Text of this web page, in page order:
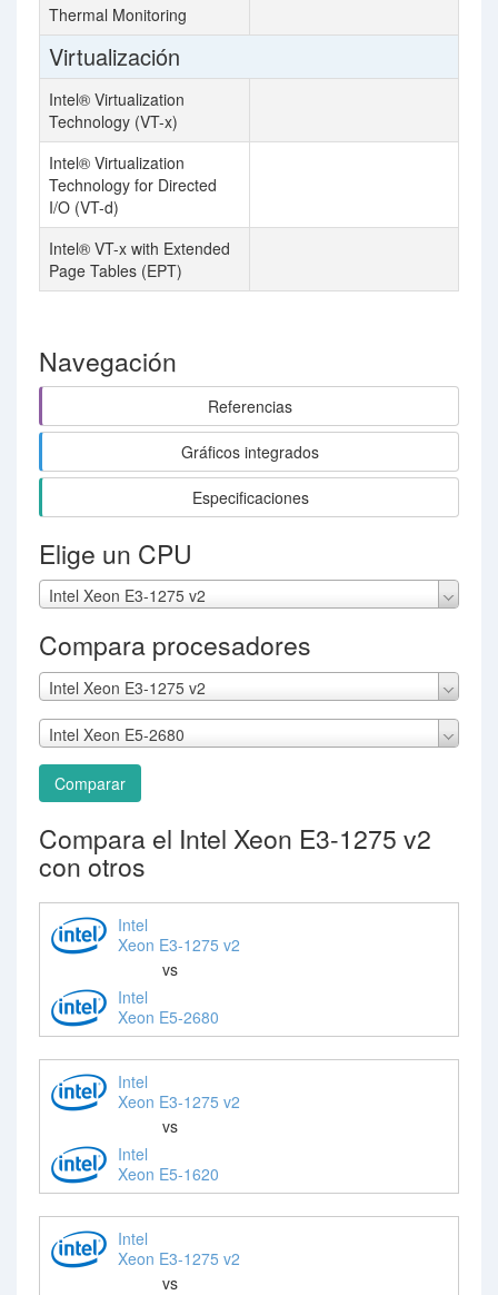
Thermal Monitoring
Virtualización
Intel® Virtualization
Technology (VT-x)
Intel® Virtualization
Technology for Directed
I/O (VT-d)
Intel® VT-x with Extended
Page Tables (EPT)
Navegación
Referencias
Gráficos integrados
Especificaciones
Elige un CPU
Intel Xeon E3-1275 v2
Compara procesadores
Intel Xeon E3-1275 v2
Intel Xeon E5-2680
Comparar
Compara el Intel Xeon E3-1275 v2
con otros
Intel
Xeon E3-1275 v2
vs
Intel
Xeon E5-2680
Intel
Xeon E3-1275 v2
vs
Intel
Xeon E5-1620
Intel
Xeon E3-1275 v2
vs